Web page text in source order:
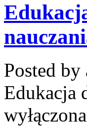
Posted by
Edukacja
wyłączona